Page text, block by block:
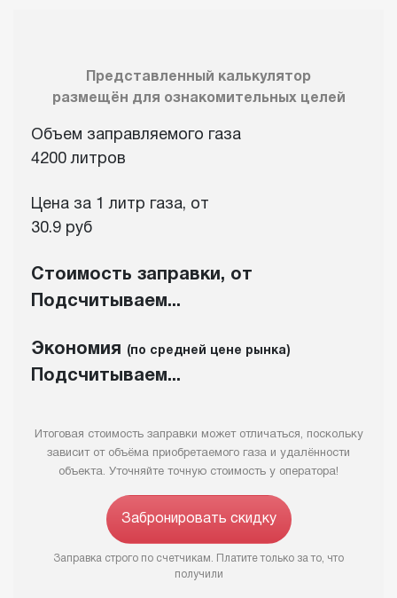
Представленный калькулятор
размещён для ознакомительных целей
Объем заправляемого газа
4200 литров
Цена за 1 литр газа, от
30.9 руб
Стоимость заправки, от
Подсчитываем...
Экономия (по средней цене рынка)
Подсчитываем...
Итоговая стоимость заправки может отличаться, поскольку
зависит от объёма приобретаемого газа и удалённости
объекта. Уточняйте точную стоимость у оператора!
Забронировать скидку
Заправка строго по счетчикам. Платите только за то, что
получили